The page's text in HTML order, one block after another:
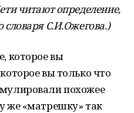
читают определение,
словаря С.И.Ожегова.)
которое вы
вы только что
похожее
же «матрешку» так